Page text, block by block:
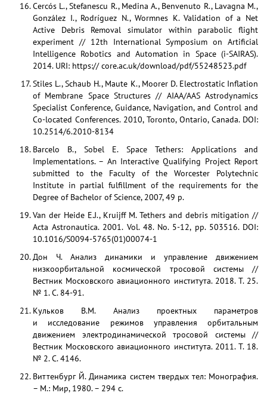
Cercós L., Stefanescu R., Medina A., Benvenuto R., Lavagna M.,
González I., Rodríguez N., Wormnes K. Validation of a Net
Active Debris Removal simulator within parabolic flight
experiment // 12th International Symposium on Artificial
Intelligence Robotics and Automation in Space (i-SAIRAS).
2014. URI: https:// core.ac.uk/download/pdf/55248523.pdf
Stiles L., Schaub H., Maute K., Moorer D. Electrostatic Inflation
of Membrane Space Structures // AIAA/AAS Astrodynamics
Specialist Conference, Guidance, Navigation, and Control and
Co-located Conferences. 2010, Toronto, Ontario, Canada. DOI:
10.2514/6.2010-8134
Barcelo B., Sobel E. Space Tethers: Applications and
Implementations. – An Interactive Qualifying Project Report
submitted to the Faculty of the Worcester Polytechnic
Institute in partial fulfillment of the requirements for the
Degree of Bachelor of Science, 2007, 49 p.
Van der Heide E.J., Kruijff M. Tethers and debris mitigation //
Acta Astronautica. 2001. Vol. 48. No. 5-12, pp. 503516. DOI:
10.1016/S0094-5765(01)00074-1
Дон Ч. Анализ динамики и управление движением
низкоорбитальной космической тросовой системы //
Вестник Московского авиационного института. 2018. Т. 25.
№ 1. С. 84-91.
Кульков В.М. Анализ проектных параметров
и исследование режимов управления орбитальным
движением электродинамической тросовой системы //
Вестник Московского авиационного института. 2011. Т. 18.
№ 2. С. 4146.
Виттенбург Й. Динамика систем твердых тел: Монография.
– М.: Мир, 1980. – 294 с.